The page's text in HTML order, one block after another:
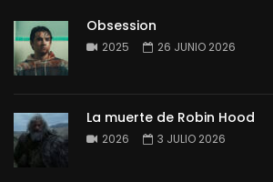
Obsession
2025 26 JUNIO 2026
La muerte de Robin Hood
2026 3 JULIO 2026